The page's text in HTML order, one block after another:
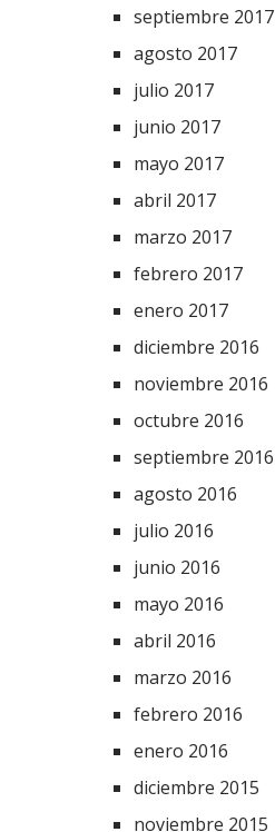
septiembre 2017
agosto 2017
julio 2017
junio 2017
mayo 2017
abril 2017
marzo 2017
febrero 2017
enero 2017
diciembre 2016
noviembre 2016
octubre 2016
septiembre 2016
agosto 2016
julio 2016
junio 2016
mayo 2016
abril 2016
marzo 2016
febrero 2016
enero 2016
diciembre 2015
noviembre 2015